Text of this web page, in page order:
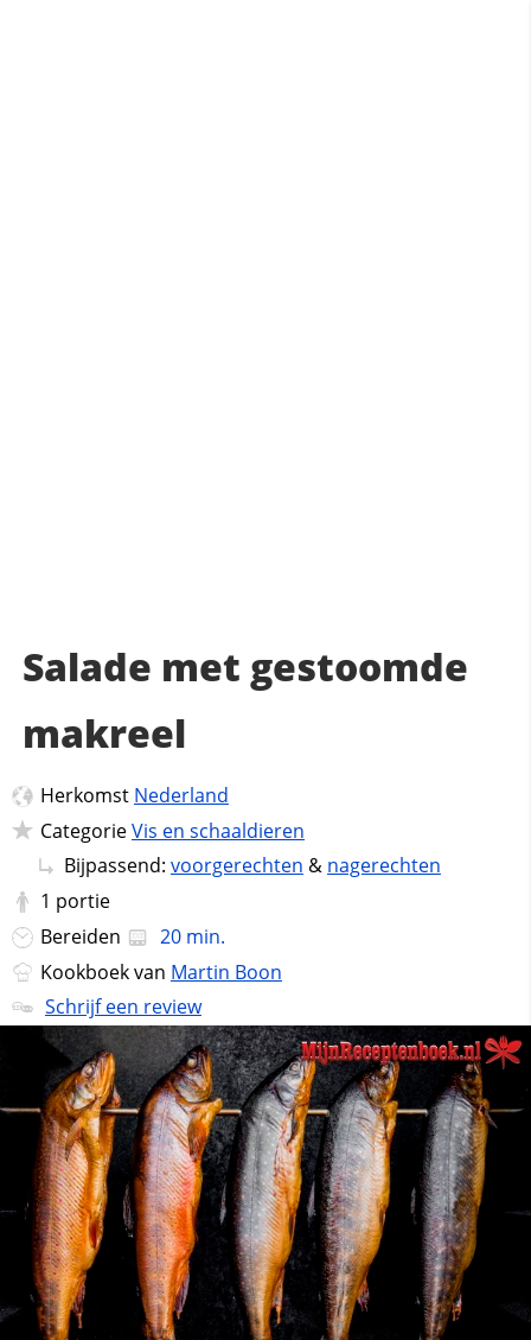
Salade met gestoomde
makreel
Herkomst Nederland
CategorieVis en schaaldieren
Bijpassend: voorgerechten & nagerechten
1 portie
Bereiden
20 min.
Kookboek van Martin Boon
Schrijf een review